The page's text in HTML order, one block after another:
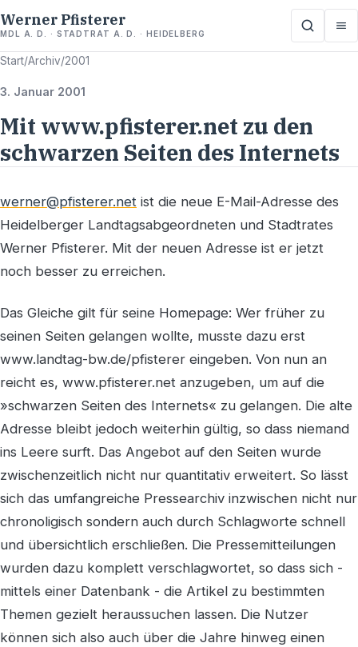
Werner Pfisterer
MDL A. D. · STADTRAT A. D. · HEIDELBERG
Start/Archiv/2001
3. Januar 2001
Mit www.pfisterer.net zu den
schwarzen Seiten des Internets
werner@pfisterer.net ist die neue E-Mail-Adresse des
Heidelberger Landtagsabgeordneten und Stadtrates
Werner Pfisterer. Mit der neuen Adresse ist er jetzt
noch besser zu erreichen.
Das Gleiche gilt für seine Homepage: Wer früher zu
seinen Seiten gelangen wollte, musste dazu erst
www.landtag-bw.de/pfisterer eingeben. Von nun an
reicht es, www.pfisterer.net anzugeben, um auf die
»schwarzen Seiten des Internets« zu gelangen. Die alte
Adresse bleibt jedoch weiterhin gültig, so dass niemand
ins Leere surft. Das Angebot auf den Seiten wurde
zwischenzeitlich nicht nur quantitativ erweitert. So lässt
sich das umfangreiche Pressearchiv inzwischen nicht nur
chronoligisch sondern auch durch Schlagworte schnell
und übersichtlich erschließen. Die Pressemitteilungen
wurden dazu komplett verschlagwortet, so dass sich -
mittels einer Datenbank - die Artikel zu bestimmten
Themen gezielt heraussuchen lassen. Die Nutzer
können sich also auch über die Jahre hinweg einen